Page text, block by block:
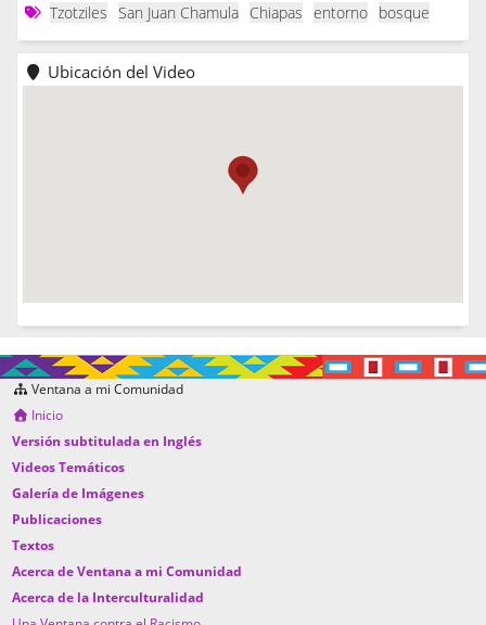
Tzotziles
San Juan Chamula Chiapas entorno bosque
Ubicación del Video
Ventana a mi Comunidad
Inicio
Versión subtitulada en Inglés
Videos Temáticos
Galería de Imágenes
Publicaciones
Textos
Acerca de Ventana a mi Comunidad
Acerca de la Interculturalidad